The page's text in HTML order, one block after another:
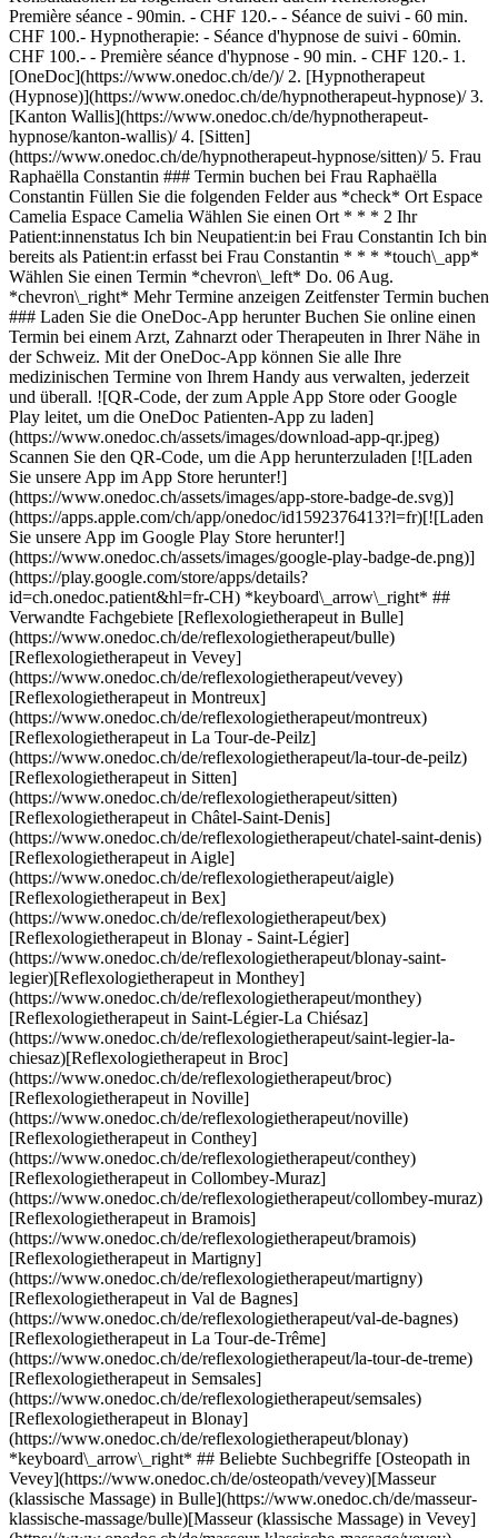
Première séance - 90min. - CHF 120.- - Séance de suivi - 60 min.
CHF 100.- Hypnotherapie: - Séance d'hypnose de suivi - 60min.
CHF 100.- - Première séance d'hypnose - 90 min. - CHF 120.- 1. [OneDoc](https://www.onedoc.ch/de/)/ 2. [Hypnotherapeut (Hypnose)](https://www.onedoc.ch/de/hypnotherapeut-hypnose)/ 3. [Kanton Wallis](https://www.onedoc.ch/de/hypnotherapeut-hypnose/kanton-wallis)/ 4. [Sitten](https://www.onedoc.ch/de/hypnotherapeut-hypnose/sitten)/ 5. Frau Raphaëlla Constantin ### Termin buchen bei Frau Raphaëlla Constantin Füllen Sie die folgenden Felder aus *check* Ort Espace Camelia Espace Camelia Wählen Sie einen Ort * * * 2 Ihr Patient:innenstatus Ich bin Neupatient:in bei Frau Constantin Ich bin bereits als Patient:in erfasst bei Frau Constantin * * * *touch\_app* Wählen Sie einen Termin *chevron\_left* Do. 06 Aug. *chevron\_right* Mehr Termine anzeigen Zeitfenster Termin buchen ### Laden Sie die OneDoc-App herunter Buchen Sie online einen Termin bei einem Arzt, Zahnarzt oder Therapeuten in Ihrer Nähe in der Schweiz. Mit der OneDoc-App können Sie alle Ihre medizinischen Termine von Ihrem Handy aus verwalten, jederzeit und überall. ![QR-Code, der zum Apple App Store oder Google Play leitet, um die OneDoc Patienten-App zu laden](https://www.onedoc.ch/assets/images/download-app-qr.jpeg) Scannen Sie den QR-Code, um die App herunterzuladen [![Laden Sie unsere App im App Store herunter!](https://www.onedoc.ch/assets/images/app-store-badge-de.svg)](https://apps.apple.com/ch/app/onedoc/id1592376413?l=fr)[![Laden Sie unsere App im Google Play Store herunter!](https://www.onedoc.ch/assets/images/google-play-badge-de.png)](https://play.google.com/store/apps/details?id=ch.onedoc.patient&hl=fr-CH) *keyboard\_arrow\_right* ## Verwandte Fachgebiete [Reflexologietherapeut in Bulle](https://www.onedoc.ch/de/reflexologietherapeut/bulle)[Reflexologietherapeut in Vevey](https://www.onedoc.ch/de/reflexologietherapeut/vevey)[Reflexologietherapeut in Montreux](https://www.onedoc.ch/de/reflexologietherapeut/montreux)[Reflexologietherapeut in La Tour-de-Peilz](https://www.onedoc.ch/de/reflexologietherapeut/la-tour-de-peilz)[Reflexologietherapeut in Sitten](https://www.onedoc.ch/de/reflexologietherapeut/sitten)[Reflexologietherapeut in Châtel-Saint-Denis](https://www.onedoc.ch/de/reflexologietherapeut/chatel-saint-denis)[Reflexologietherapeut in Aigle](https://www.onedoc.ch/de/reflexologietherapeut/aigle)[Reflexologietherapeut in Bex](https://www.onedoc.ch/de/reflexologietherapeut/bex)[Reflexologietherapeut in Blonay - Saint-Légier](https://www.onedoc.ch/de/reflexologietherapeut/blonay-saint-legier)[Reflexologietherapeut in Monthey](https://www.onedoc.ch/de/reflexologietherapeut/monthey)[Reflexologietherapeut in Saint-Légier-La Chiésaz](https://www.onedoc.ch/de/reflexologietherapeut/saint-legier-la-chiesaz)[Reflexologietherapeut in Broc](https://www.onedoc.ch/de/reflexologietherapeut/broc)[Reflexologietherapeut in Noville](https://www.onedoc.ch/de/reflexologietherapeut/noville)[Reflexologietherapeut in Conthey](https://www.onedoc.ch/de/reflexologietherapeut/conthey)[Reflexologietherapeut in Collombey-Muraz](https://www.onedoc.ch/de/reflexologietherapeut/collombey-muraz)[Reflexologietherapeut in Bramois](https://www.onedoc.ch/de/reflexologietherapeut/bramois)[Reflexologietherapeut in Martigny](https://www.onedoc.ch/de/reflexologietherapeut/martigny)[Reflexologietherapeut in Val de Bagnes](https://www.onedoc.ch/de/reflexologietherapeut/val-de-bagnes)[Reflexologietherapeut in La Tour-de-Trême](https://www.onedoc.ch/de/reflexologietherapeut/la-tour-de-treme)[Reflexologietherapeut in Semsales](https://www.onedoc.ch/de/reflexologietherapeut/semsales)[Reflexologietherapeut in Blonay](https://www.onedoc.ch/de/reflexologietherapeut/blonay) *keyboard\_arrow\_right* ## Beliebte Suchbegriffe [Osteopath in Vevey](https://www.onedoc.ch/de/osteopath/vevey)[Masseur (klassische Massage) in Bulle](https://www.onedoc.ch/de/masseur-klassische-massage/bulle)[Masseur (klassische Massage) in Vevey](https://www.onedoc.ch/de/masseur-klassische-massage/vevey)[Physiotherapeut in Bulle](https://www.onedoc.ch/de/physiotherapeut/bulle)[Hausarzt (Allgemeinmedizin) in Vevey](https://www.onedoc.ch/de/hausarzt-allgemeinmedizin/vevey)[Physiotherapeut in Vevey](https://www.onedoc.ch/de/physiotherapeut/vevey)[Physiotherapeut in Lavey-les-Bains](https://www.onedoc.ch/de/physiotherapeut/lavey-les-bains)[Hausarzt (Allgemeinmedizin) in Bulle](https://www.onedoc.ch/de/hausarzt-allgemeinmedizin/bulle)[Augenarzt in Sitten](https://www.onedoc.ch/de/augenarzt/sitten)[Osteopath in Bulle](https://www.onedoc.ch/de/osteopath/bulle)[Osteopath in Sitten](https://www.onedoc.ch/de/osteopath/sitten)[Masseur (klassische Massage) in Sitten](https://www.onedoc.ch/de/masseur-klassische-massage/sitten)[Manuelle Lymphdrainage Therapeut in Vevey](https://www.onedoc.ch/de/manuelle-lymphdrainage-therapeut/vevey)[Reflexologietherapeut in Bulle](https://www.onedoc.ch/de/reflexologietherapeut/bulle)[Manuelle Lymphdrainage Therapeut in Bulle](https://www.onedoc.ch/de/manuelle-lymphdrainage-therapeut/bulle)[Physiotherapeut in Sitten](https://www.onedoc.ch/de/physiotherapeut/sitten)[Reflexologietherapeut in Vevey](https://www.onedoc.ch/de/reflexologietherapeut/vevey)[Psychologe in Sitten](https://www.onedoc.ch/de/psychologe/sitten)[Zahnarzt in Monthey](https://www.onedoc.ch/de/zahnarzt/monthey)[Physiotherapeut in Montreux](https://www.onedoc.ch/de/physiotherapeut/montreux)[Augenarzt in Siders](https://www.onedoc.ch/de/augenarzt/siders) *keyboard\_arrow\_right* ## Finden Sie einen Arzt oder Therapeuten [Ärzte- und Therapeutenverzeichnis](https://www.onedoc.ch/de/verzeichnis) [A](https://www.onedoc.ch/de/verzeichnis/A) [B](https://www.onedoc.ch/de/verzeichnis/B) [C](https://www.onedoc.ch/de/verzeichnis/C) [D](https://www.onedoc.ch/de/verzeichnis/D) [E](https://www.onedoc.ch/de/verzeichnis/E) [F](https://www.onedoc.ch/de/verzeichnis/F) [G](https://www.onedoc.ch/de/verzeichnis/G) [H](https://www.onedoc.ch/de/verzeichnis/H) [I](https://www.onedoc.ch/de/verzeichnis/I) [J](https://www.onedoc.ch/de/verzeichnis/J) [K](https://www.onedoc.ch/de/verzeichnis/K) [L](https://www.onedoc.ch/de/verzeichnis/L) [M](https://www.onedoc.ch/de/verzeichnis/M) [N](https://www.onedoc.ch/de/verzeichnis/N) [O](https://www.onedoc.ch/de/verzeichnis/O) [P](https://www.onedoc.ch/de/verzeichnis/P) [Q](https://www.onedoc.ch/de/verzeichnis/Q) [R](https://www.onedoc.ch/de/verzeichnis/R) [S](https://www.onedoc.ch/de/verzeichnis/S) [T](https://www.onedoc.ch/de/verzeichnis/T) [U](https://www.onedoc.ch/de/verzeichnis/U) [V](https://www.onedoc.ch/de/verzeichnis/V) [W](https://www.onedoc.ch/de/verzeichnis/W) [X](https://www.onedoc.ch/de/verzeichnis/X) [Y](https://www.onedoc.ch/de/verzeichnis/Y) [Z](https://www.onedoc.ch/de/verzeichnis/Z) ## OneDoc [Ich bin Gesundheitsfachperson](https://info.onedoc.ch/de/) [Über uns](https://info.onedoc.ch/de/unsere-mission/) [Presse](https://info.onedoc.ch/de/media/) [Karriere](https://career.onedoc.ch/de) [Datenschutzzentrum](https://privacy.onedoc.ch/de/) [Verwaltung der Cookies](javascript:Didomi.preferences.show%28%29) [Hilfezentrum](https://help.onedoc.ch/de/) ## Sprachen [Deutsch](https://www.onedoc.ch/de/hypnotherapeutin-hypnose/sitten/pcutu/raphaella-constantin) [Français](https://www.onedoc.ch/fr/therapeute-en-hypnose/sion/pcutu/raphaella-constantin) [Italiano](https://www.onedoc.ch/it/ipnoterapista/sion/pcutu/raphaella-constantin) [English](https://www.onedoc.ch/en/hypnotherapist/sion/pcutu/raphaella-constantin) ## Verwandte Fachgebiete [Reflexologietherapeut in Bulle](https://www.onedoc.ch/de/reflexologietherapeut/bulle) [Reflexologietherapeut in Vevey](https://www.onedoc.ch/de/reflexologietherapeut/vevey) [Reflexologietherapeut in Montreux](https://www.onedoc.ch/de/reflexologietherapeut/montreux) [Reflexologietherapeut in La Tour-de-Peilz](https://www.onedoc.ch/de/reflexologietherapeut/la-tour-de-peilz) [Reflexologietherapeut in Sitten](https://www.onedoc.ch/de/reflexologietherapeut/sitten) [Reflexologietherapeut in Châtel-Saint-Denis](https://www.onedoc.ch/de/reflexologietherapeut/chatel-saint-denis) [Reflexologietherapeut in Aigle](https://www.onedoc.ch/de/reflexologietherapeut/aigle) [Reflexologietherapeut in Bex](https://www.onedoc.ch/de/reflexologietherapeut/bex) [Reflexologietherapeut in Blonay - Saint-Légier](https://www.onedoc.ch/de/reflexologietherapeut/blonay-saint-legier) [Reflexologietherapeut in Monthey](https://www.onedoc.ch/de/reflexologietherapeut/monthey) [Reflexologietherapeut in Saint-Légier-La Chiésaz](https://www.onedoc.ch/de/reflexologietherapeut/saint-legier-la-chiesaz) [Reflexologietherapeut in Broc](https://www.onedoc.ch/de/reflexologietherapeut/broc) [Reflexologietherapeut in Noville](https://www.onedoc.ch/de/reflexologietherapeut/noville) [Reflexologietherapeut in Conthey](https://www.onedoc.ch/de/reflexologietherapeut/conthey) [Reflexologietherapeut in Collombey-Muraz](https://www.onedoc.ch/de/reflexologietherapeut/collombey-muraz) [Reflexologietherapeut in Bramois](https://www.onedoc.ch/de/reflexologietherapeut/bramois) [Reflexologietherapeut in Martigny](https://www.onedoc.ch/de/reflexologietherapeut/martigny) [Reflexologietherapeut in Val de Bagnes](https://www.onedoc.ch/de/reflexologietherapeut/val-de-bagnes) [Reflexologietherapeut in La Tour-de-Trême](https://www.onedoc.ch/de/reflexologietherapeut/la-tour-de-treme) [Reflexologietherapeut in Semsales](https://www.onedoc.ch/de/reflexologietherapeut/semsales) [Reflexologietherapeut in Blonay](https://www.onedoc.ch/de/reflexologietherapeut/blonay) ## Beliebte Suchbegriffe [Osteopathie in Vevey](https://www.onedoc.ch/de/osteopath/vevey) [Masseur (klassische Massage) in Bulle](https://www.onedoc.ch/de/masseur-klassische-massage/bulle) [Masseur (klassische Massage) in Vevey](https://www.onedoc.ch/de/masseur-klassische-massage/vevey) [Physiotherapie in Bulle](https://www.onedoc.ch/de/physiotherapeut/bulle) [Hausarzt (Allgemeinmedizin) in Vevey](https://www.onedoc.ch/de/hausarzt-allgemeinmedizi